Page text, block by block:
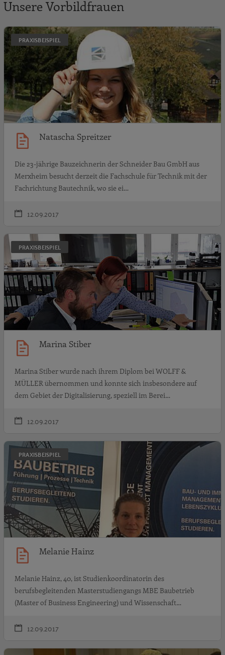
Unsere Vorbildfrauen
PRAXISBEISPIEL
Natascha Spreitzer
Die 23-jährige Bauzeichnerin der Schneider Bau GmbH aus
Merxheim besucht derzeit die Fachschule für Technik mit der
Fachrichtung Bautechnik, wo sie ei…
12.09.2017
PRAXISBEISPIEL
Marina Stiber
Marina Stiber wurde nach ihrem Diplom bei WOLFF &
MÜLLER übernommen und konnte sich insbesondere auf
dem Gebiet der Digitalisierung, speziell im Berei…
12.09.2017
PRAXISBEISPIEL
Melanie Hainz
Melanie Hainz, 40, ist Studienkoordinatorin des
berufsbegleitenden Masterstudiengangs MBE Baubetrieb
(Master of Business Engineering) und Wissenschaft…
12.09.2017